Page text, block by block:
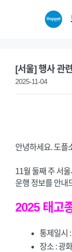
[서울] 행사 관
2025-11-04
안녕하세요. 도플
11월 둘째 주 서
운행 정보를 안내
2025 태고
통제일시 :
장소 : 광